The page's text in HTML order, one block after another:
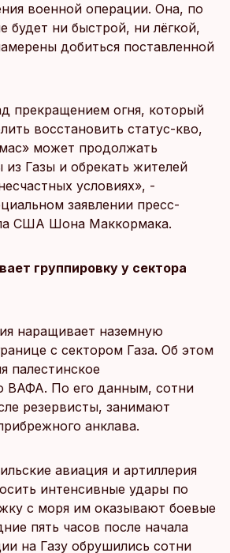
военной операции. Она, по
будет ни быстрой, ни лёгкой,
добиться поставленной
прекращением огня, который
восстановить статус-кво,
может продолжать
из Газы и обрекать жителей
условиях», -
заявлении пресс-
США Шона Маккормака.
группировку у сектора
наращивает наземную
с сектором Газа. Об этом
палестинское
ВАФА. По его данным, сотни
резервисты, занимают
анклава.
авиация и артиллерия
интенсивные удары по
с моря им оказывают боевые
пять часов после начала
на Газу обрушились сотни